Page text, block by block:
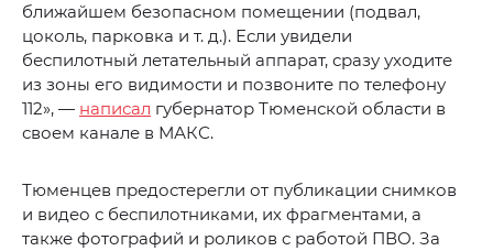
ближайшем безопасном помещении (подвал,
цоколь, парковка и т. д.). Если увидели
беспилотный летательный аппарат, сразу уходите
из зоны его видимости и позвоните по телефону
112», — написал губернатор Тюменской области в
своем канале в МАКС.
Тюменцев предостерегли от публикации снимков
и видео с беспилотниками, их фрагментами, а
также фотографий и роликов с работой ПВО. За